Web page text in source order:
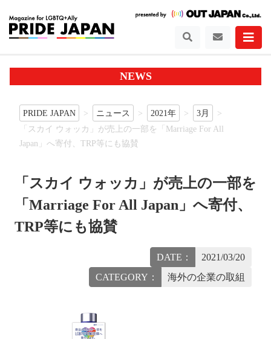
NEWS
PRIDE JAPAN ニュース 2021年
3月
「スカイ ウォッカ」が売上の一部を「Marriage For All
Japan」へ寄付、TRP等にも協賛
「スカイ ウォッカ」が売上の一部を
「Marriage For All Japan」へ寄付、
TRP等にも協賛
DATE：
2021/03/20
CATEGORY：
海外の企業の取組